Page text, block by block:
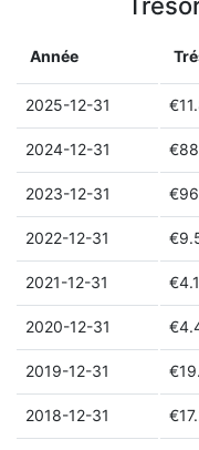
Année
2025-12-31
2024-12-31
2023-12-31
2022-12-31
2021-12-31
2020-12-31
2019-12-31
2018-12-31